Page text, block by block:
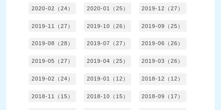
2020-02（24） 2020-01（25） 2019-12（27）
2019-11（27） 2019-10（26） 2019-09（25）
2019-08（28） 2019-07（27） 2019-06（26）
2019-05（27） 2019-04（25） 2019-03（26）
2019-02（24） 2019-01（12） 2018-12（12）
2018-11（15） 2018-10（15） 2018-09（17）